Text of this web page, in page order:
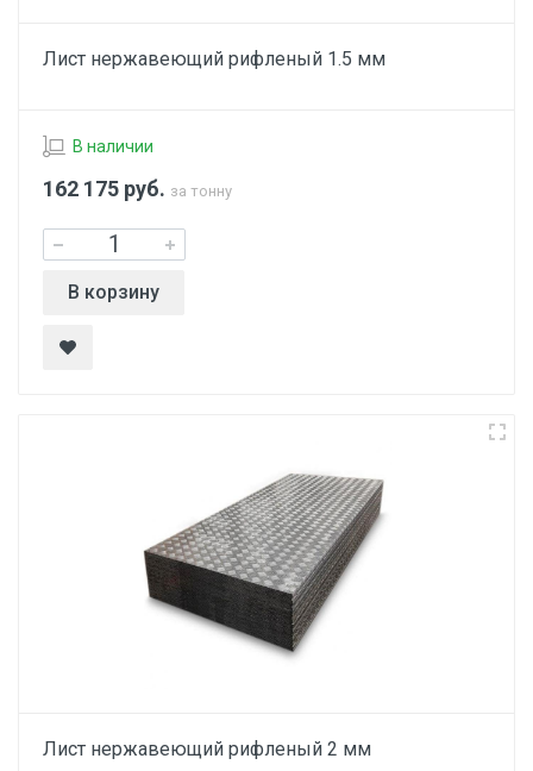
Лист нержавеющий рифленый 1.5 мм
В наличии
162 175 руб. за тонну
В корзину
Лист нержавеющий рифленый 2 мм